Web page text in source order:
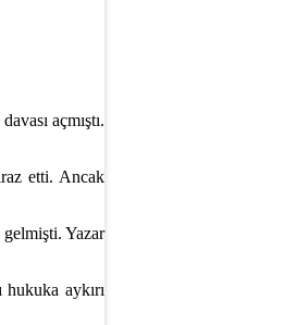
açmıştı.
etti. Ancak
Yazar
aykırı